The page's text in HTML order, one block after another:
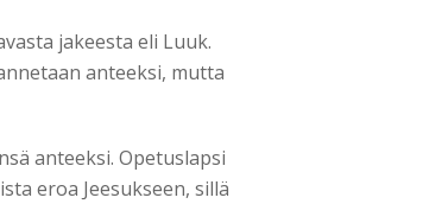
jakeesta eli Luuk.
anteeksi, mutta
anteeksi. Opetuslapsi
eroa Jeesukseen, sillä